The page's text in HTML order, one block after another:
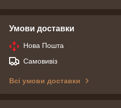
Умови доставки
Нова Пошта
Самовивіз
Всі умови доставки